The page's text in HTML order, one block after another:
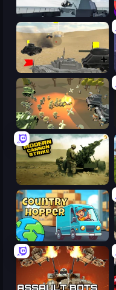
Attack of Duty
Tanks Battlefield: Desert
WW1 Battle Simulator
Modern Cannon Strike
Country Hopper